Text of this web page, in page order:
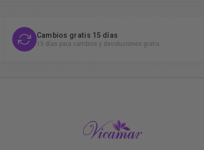
Cambios gratis 15 días
15 días para cambios y devoluciones gratis